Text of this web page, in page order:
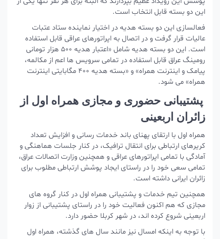
این دو بسته قابل انتخاب است.
فعالسازی این دو بسته هدیه در اختیار نماینده ستاد عتبات
عالیات قرار گرفت و در اتصال به اپراتورهای عراقی قابل استفاده
است. این دو بسته هدیه شامل «اعتبار هدیه ۵۰۰ هزار تومانی
رومینگ عراق قابل استفاده در تمامی سرویس ها اعم از مکالمه،
پیامک و اینترنت همراه» و «بسته هدیه ۴۰۰ مگابایتی اینترنت
همراه» می شود.
پشتیبانی حضوری و مجازی همراه اول از
زائران اربعینی
همراه اول با ارتقای پهنای باند خدمات رسانی و افزایش تعداد
کریرهای ارتباطی برای انتقال ترافیک، در کنار جلسات هماهنگی و
آمادگی با تمامی اپراتورهای عراقی و همچنین وزارت اتصالات عراق،
تمامی سعی خود را در راستای ایجاد پوشش ارتباطی مطلوب برای
زائران ایرانی داشته است.
همچنین تیم خدمات و پشتیبانی همراه اول در کنار گروه های
مجازی که هم اکنون فعالیت خود را در راستای پشتیبانی از زوار
اربعینی شروع کرده اند، در شهر کربلا حضور دارد.
با توجه به اینکه امسال نیز مانند سال های گذشته، همراه اول